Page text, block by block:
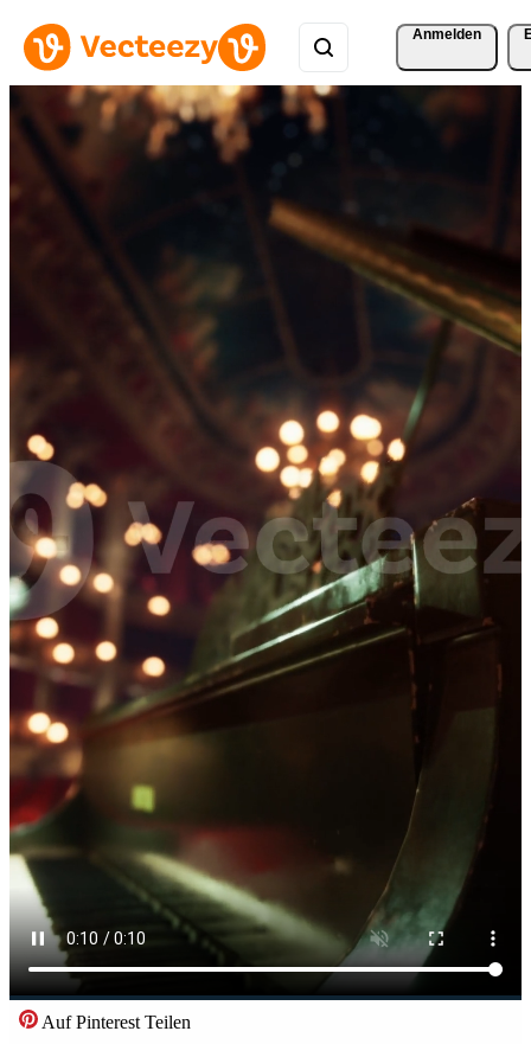
Anmelden
Auf Pinterest Teilen